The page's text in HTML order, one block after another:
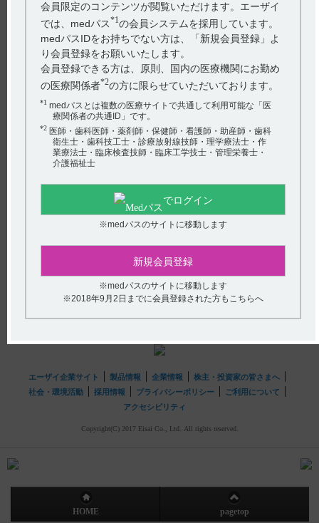
関連するQ&A
【メチコバール・錠・細粒】 用法・用量（投与量、投与
タイミングなど）について教えてください。
えてください。
【グラケー】 高齢者への投与に関する注意事項について
教えてください。
【レミトロ】 薬物動態の排泄について教えてください。
アンケート:ご意見をお聞かせください
(選択してください)
送信する
会員限定のコンテンツが閲覧いただけます。エーザイ
では、medパス*1の会員システムを採用しています。
medパスIDをお持ちでない方は、「新規会員登録」よ
り会員登録をお願いいたします。
会員登録できる方は、原則、国内の医療機関にお勤め
の医療関係者*2の方に限らせていただいております。
*1 medパスとは複数の医療サイトで共通して利用可能な「医
療関係者の共通ID」です。
*2 医師・歯科医師・薬剤師・保健師・看護師・助産師・歯科
衛生士・歯科技工士・診療放射線技師・理学療法士・作
業療法士・臨床検査技師・臨床工学技士・管理栄養士・
介護福祉士
でログイン
※medパスのサイトに移動します
新規会員登録
※medパスのサイトに移動します
※2018年9月2日までに会員登録された方もこちらへ
hhcホットライン
(平日9時〜18時 土日・祝日9時〜17時)
フリーダイヤル0120-419-497
エーザイ企業サイト 製品情報 企業情報
株主・投資家の皆さまへ
社会・環境活動
採用情報 プライバシーポリシー
ご利用について
アクセシビリティ
Copyright(C) 2017 Eisai Co., Ltd. All rights reserved.
HOME pagetop